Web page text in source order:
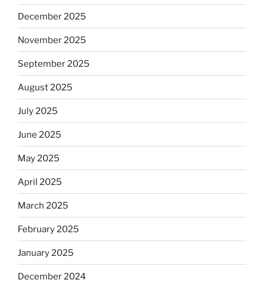
December 2025
November 2025
September 2025
August 2025
July 2025
June 2025
May 2025
April 2025
March 2025
February 2025
January 2025
December 2024